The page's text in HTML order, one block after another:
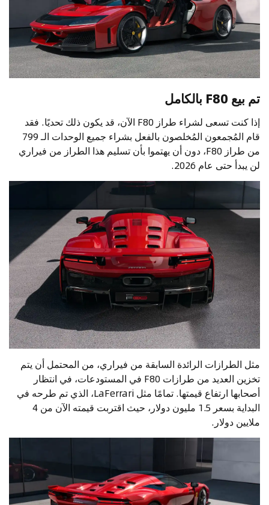
تم بيع F80 بالكامل
إذا كنت تسعى لشراء طراز F80 الآن، قد يكون ذلك تحديًا. فقد
قام المُجمعون المُخلصون بالفعل بشراء جميع الوحدات الـ 799
من طراز F80، دون أن يهتموا بأن تسليم هذا الطراز من فيراري
لن يبدأ حتى عام 2026.
مثل الطرازات الرائدة السابقة من فيراري، من المحتمل أن يتم
تخزين العديد من طرازات F80 في المستودعات، في انتظار
أصحابها ارتفاع قيمتها. تمامًا مثل LaFerrari، الذي تم طرحه في
البداية بسعر 1.5 مليون دولار، حيث اقتربت قيمته الآن من 4
ملايين دولار.